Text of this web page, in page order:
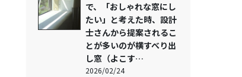
で、「おしゃれな窓にし
たい」と考えた時、設計
士さんから提案されるこ
とが多いのが横すべり出
し窓（よこす…
2026/02/24